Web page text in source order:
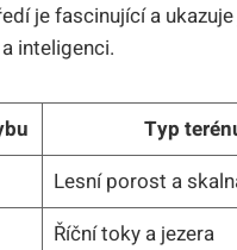
je fascinující a
inteligenci.
Typ
Lesní porost a
Říční toky a jezera